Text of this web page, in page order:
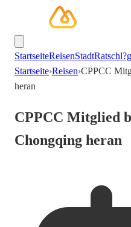
StartseiteReisenStadt
Startseite›Reisen›CPPCC
heran
CPPCC Mitglied
Chongqing heran